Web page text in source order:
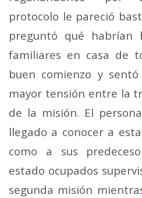
protocolo le pareció
preguntó qué habrían
familiares en casa de
buen comienzo y
mayor tensión entre la
de la misión. El
llegado a conocer a
como a sus
estado ocupados
segunda misión